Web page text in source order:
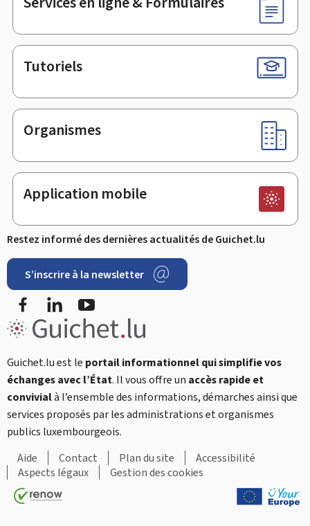
Tutoriels
Organismes
Application mobile
Restez informé des dernières actualités de Guichet.lu
S’inscrire à la newsletter
FacebookLinkedIn
Guichet.lu est le portail informationnel qui simplifie vos
échanges avec l’État. Il vous offre un accès rapide et
convivialà l’ensemble des informations, démarches ainsi que
services proposés par les administrations et organismes
publics luxembourgeois.
Aide
Contact Plan du site
Accessibilité
Aspects légaux
Gestion des cookies